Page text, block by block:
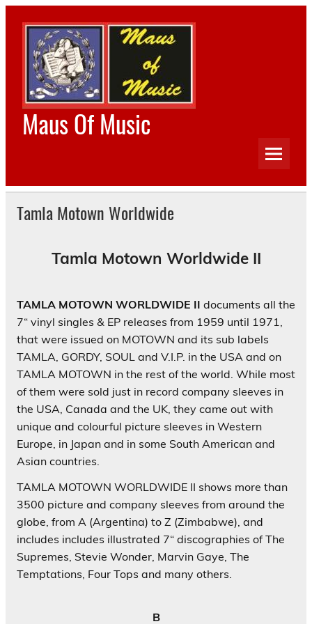
Skip
content
Maus Of Music
The Home of Beatles Worldwide, Rolling Stones
Worldwide, Bob Dylan Worldwide and Tamla Motown
Tamla Motown Worldwide
Tamla Motown Worldwide II
TAMLA MOTOWN WORLDWIDE II documents all the
7“ vinyl singles & EP releases from 1959 until 1971,
that were issued on MOTOWN and its sub labels
TAMLA, GORDY, SOUL and V.I.P. in the USA and on
TAMLA MOTOWN in the rest of the world. While most
of them were sold just in record company sleeves in
the USA, Canada and the UK, they came out with
unique and colourful picture sleeves in Western
Europe, in Japan and in some South American and
Asian countries.
TAMLA MOTOWN WORLDWIDE II shows more than
3500 picture and company sleeves from around the
globe, from A (Argentina) to Z (Zimbabwe), and
includes includes illustrated 7“ discographies of The
Supremes, Stevie Wonder, Marvin Gaye, The
Temptations, Four Tops and many others.
B